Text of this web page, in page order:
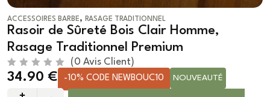
ACCESSOIRES BARBE, RASAGE TRADITIONNEL
Rasoir de Sûreté Bois Clair Homme,
Rasage Traditionnel Premium
N
o
(0 Avis Client)
34.90 € -10% CODE NEWBOUC10 NOUVEAUTÉ